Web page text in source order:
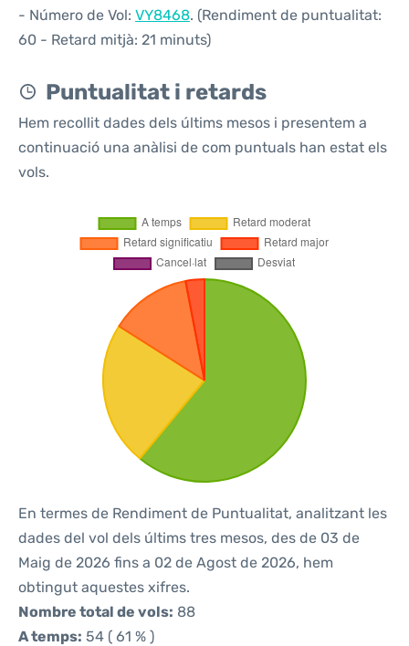
- Número de Vol: VY8468. (Rendiment de puntualitat:
60 - Retard mitjà: 21 minuts)
Puntualitat i retards
Hem recollit dades dels últims mesos i presentem a
continuació una anàlisi de com puntuals han estat els
vols.
En termes de Rendiment de Puntualitat, analitzant les
dades del vol dels últims tres mesos, des de 03 de
Maig de 2026 fins a 02 de Agost de 2026, hem
obtingut aquestes xifres.
Nombre total de vols: 88
A temps: 54 ( 61 % )